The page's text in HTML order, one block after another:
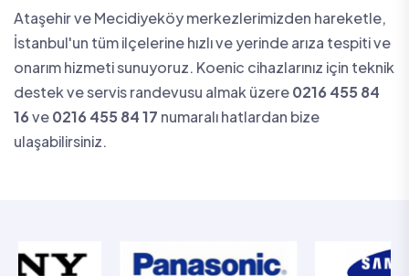
Ataşehir ve Mecidiyeköy merkezlerimizden hareketle,
İstanbul'un tüm ilçelerine hızlı ve yerinde arıza tespiti ve
onarım hizmeti sunuyoruz. Koenic cihazlarınız için teknik
destek ve servis randevusu almak üzere0216 455 84
16ve0216 455 84 17 numaralı hatlardan bize
ulaşabilirsiniz.